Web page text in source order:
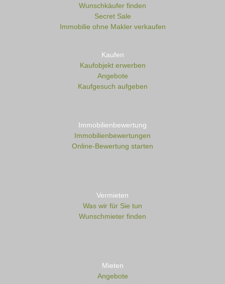
Wunschkäufer finden
Secret Sale
Immobilie ohne Makler verkaufen
Kaufen
Kaufobjekt erwerben
Angebote
Kaufgesuch aufgeben
Immobilienbewertung
Immobilienbewertungen
Online-Bewertung starten
Vermieten
Was wir für Sie tun
Wunschmieter finden
Mieten
Angebote